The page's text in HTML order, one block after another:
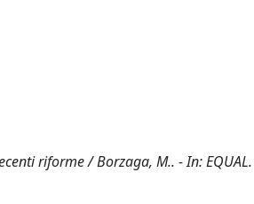
riforme / Borzaga, M.. - In: